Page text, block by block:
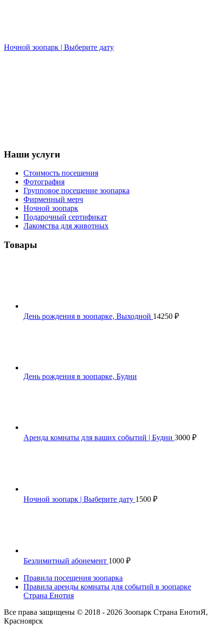
Ночной зоопарк | Выберите дату
Наши услуги
Стоимость посещения
Фотография
Групповое посещение зоопарка
Фирменный мерч
Ночной зоопарк
Подарочный сертификат
Лакомства для животных
Товары
День рождения в зоопарке, Выходной 14250 ₽
День рождения в зоопарке, Будни
Аренда комнаты для ваших событий | Будни 3000 ₽
Ночной зоопарк | Выберите дату 1500 ₽
Безлимитный абонемент 1000 ₽
Правила посещения зоопарка
Правила аренды комнаты для событий в зоопарке
Страна Енотия
Все права защищены © 2018 - 2026 Зоопарк Страна ЕнотиЯ,
Красноярск